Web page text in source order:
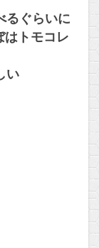
るぐらいに
はトモコレ
い